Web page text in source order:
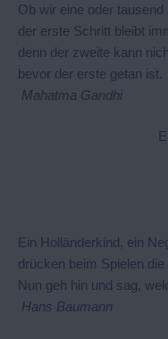
Ob wir eine oder
der erste Schritt bleibt
denn der zweite kann
bevor der erste getan ist.
Mahatma Gandhi
Ein Holländerkind, ein
drücken beim Spielen
Nun geh hin und sag,
Hans Baumann